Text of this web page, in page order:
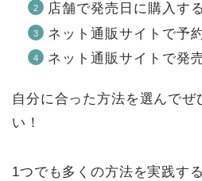
店舗で発売日に購入す
ネット通販サイトで予
ネット通販サイトで発
自分に合った方法を選んでぜ
い！
1つでも多くの方法を実践す